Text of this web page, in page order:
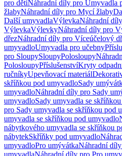
pro dětiNáhradní díly pro Umyvadla
žlabyNáhradní díly pro Mycí žlaby
Další umyvadlaVýlevkaNáhradní
VýlevkaVýlevkyNáhradní díly pro
dřezNáhradní díly pro Víceúčelový
umyvadloUmyvadla pro učebny
pro SloupySloupyPolosloupy
PolosloupyPříslušenstvíKryty
ručníkyUpevňovací materiál
skříňkou pod umyvadloSady
umyvadloNáhradní díly pro Sady
umyvadloSady umyvadla se
pro Sady umyvadla se skříňkou pod
umyvadla se skříňkou pod umyvadlo
nábytkového umyvadla se skříňkou
nábytekSkříňky pod umyvadlo
umyvadloPro umývátkaNáhradní
umyvadlaNáhradní díly pro Pro